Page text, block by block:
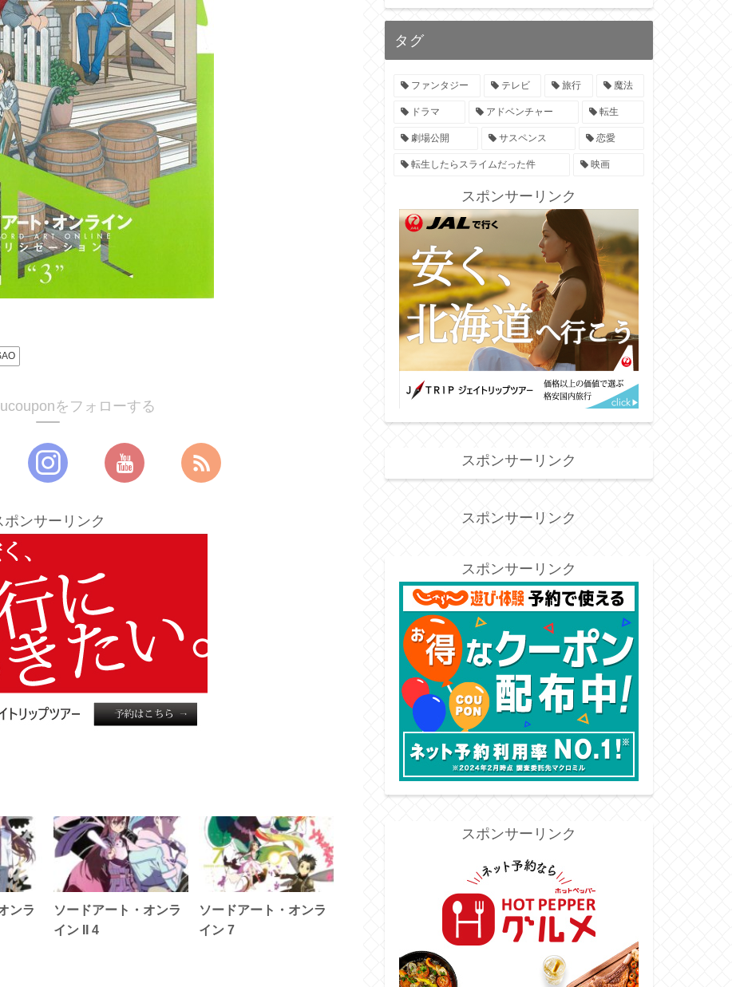
をフォローする
ポンサーリンク
ンラ
ソードアート・オンラ
イン II 4
ソードアート・オンラ
イン 7
タグ
ファンタジー テレビ 旅行 魔法
ドラマ アドベンチャー 転生
劇場公開 サスペンス 恋愛
転生したらスライムだった件 映画
スポンサーリンク
スポンサーリンク
スポンサーリンク
スポンサーリンク
スポンサーリンク